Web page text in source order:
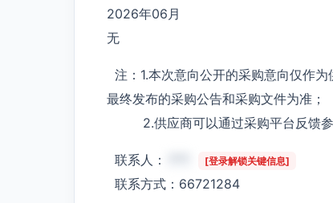
2026年06月
无
注：1.本次意向公开的采购意向仅作
最终发布的采购公告和采购文件为准；
2.供应商可以通过采购平台反馈参
联系人： [登录解锁关键信息]
联系方式：66721284